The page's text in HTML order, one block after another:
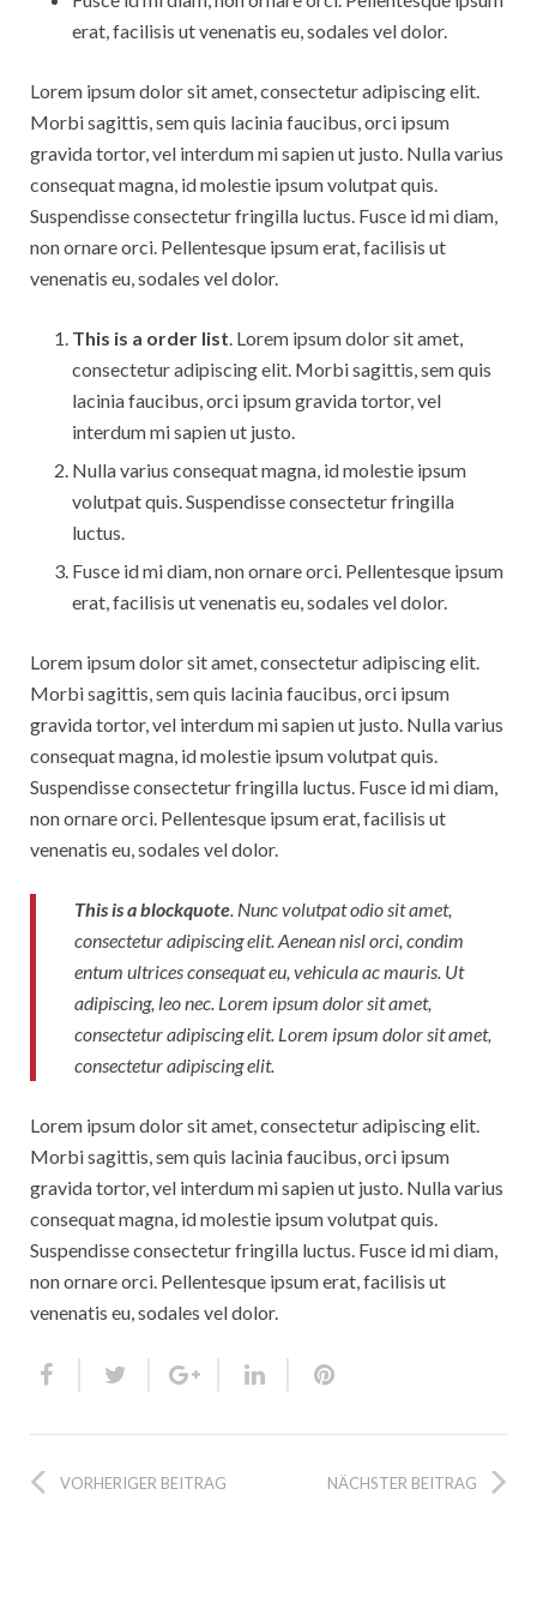
erat, facilisis ut venenatis eu, sodales vel dolor.
Lorem ipsum dolor sit amet, consectetur adipiscing elit.
Morbi sagittis, sem quis lacinia faucibus, orci ipsum
gravida tortor, vel interdum mi sapien ut justo. Nulla varius
consequat magna, id molestie ipsum volutpat quis.
Suspendisse consectetur fringilla luctus. Fusce id mi diam,
non ornare orci. Pellentesque ipsum erat, facilisis ut
venenatis eu, sodales vel dolor.
This is a order list. Lorem ipsum dolor sit amet,
consectetur adipiscing elit. Morbi sagittis, sem quis
lacinia faucibus, orci ipsum gravida tortor, vel
interdum mi sapien ut justo.
Nulla varius consequat magna, id molestie ipsum
volutpat quis. Suspendisse consectetur fringilla
luctus.
Fusce id mi diam, non ornare orci. Pellentesque ipsum
erat, facilisis ut venenatis eu, sodales vel dolor.
Lorem ipsum dolor sit amet, consectetur adipiscing elit.
Morbi sagittis, sem quis lacinia faucibus, orci ipsum
gravida tortor, vel interdum mi sapien ut justo. Nulla varius
consequat magna, id molestie ipsum volutpat quis.
Suspendisse consectetur fringilla luctus. Fusce id mi diam,
non ornare orci. Pellentesque ipsum erat, facilisis ut
venenatis eu, sodales vel dolor.
This is a blockquote. Nunc volutpat odio sit amet,
consectetur adipiscing elit. Aenean nisl orci, condim
entum ultrices consequat eu, vehicula ac mauris. Ut
adipiscing, leo nec. Lorem ipsum dolor sit amet,
consectetur adipiscing elit. Lorem ipsum dolor sit amet,
consectetur adipiscing elit.
Lorem ipsum dolor sit amet, consectetur adipiscing elit.
Morbi sagittis, sem quis lacinia faucibus, orci ipsum
gravida tortor, vel interdum mi sapien ut justo. Nulla varius
consequat magna, id molestie ipsum volutpat quis.
Suspendisse consectetur fringilla luctus. Fusce id mi diam,
non ornare orci. Pellentesque ipsum erat, facilisis ut
venenatis eu, sodales vel dolor.
VORHERIGER BEITRAG NÄCHSTER BEITRAG